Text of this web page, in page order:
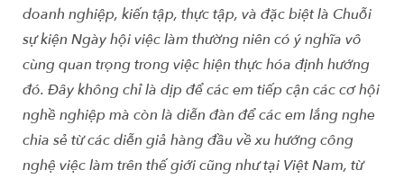
doanh nghiệp, kiến tập, thực tập, và đặc biệt là Chuỗi
sự kiện Ngày hội việc làm thường niên có ý nghĩa vô
cùng quan trọng trong việc hiện thực hóa định hướng
đó. Đây không chỉ là dịp để các em tiếp cận các cơ hội
nghề nghiệp mà còn là diễn đàn để các em lắng nghe
chia sẻ từ các diễn giả hàng đầu về xu hướng công
nghệ việc làm trên thế giới cũng như tại Việt Nam, từ